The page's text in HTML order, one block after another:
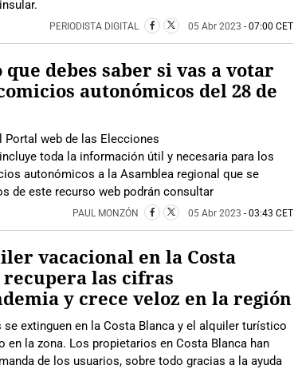
PERIODISTA DIGITAL 05 Abr 2023 - 07:00 CET
que debes saber si vas a votar
autonómicos del 28 de
Portal web de las Elecciones
toda la información útil y necesaria para los
autonómicos a la Asamblea regional que se
de este recurso web podrán consultar
PAUL MONZÓN 05 Abr 2023 - 03:43 CET
vacacional en la Costa
recupera las cifras
y crece veloz en la región
se extinguen en la Costa Blanca y el alquiler turístico
la zona. Los propietarios en Costa Blanca han
de los usuarios, sobre todo gracias a la ayuda